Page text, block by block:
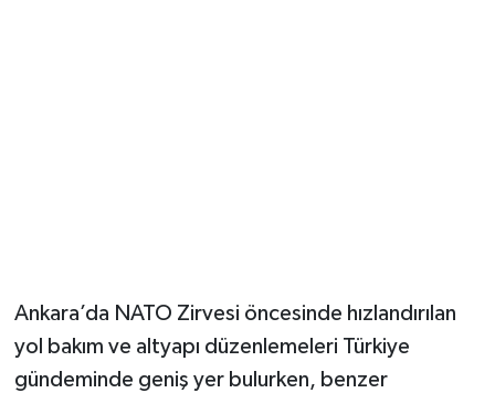
Ankara’da NATO Zirvesi öncesinde hızlandırılan
yol bakım ve altyapı düzenlemeleri Türkiye
gündeminde geniş yer bulurken, benzer